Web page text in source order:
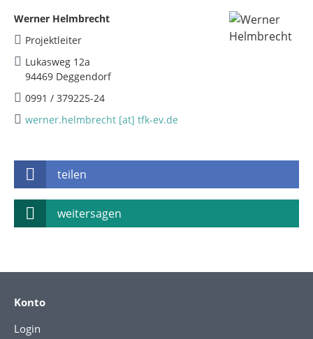
Werner Helmbrecht
Projektleiter
Lukasweg 12a
94469 Deggendorf
0991 / 379225-24
werner.helmbrecht [at] tfk-ev.de
teilen
weitersagen
Konto
Login